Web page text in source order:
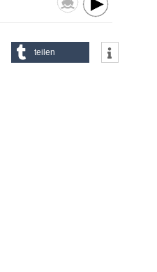
teilen